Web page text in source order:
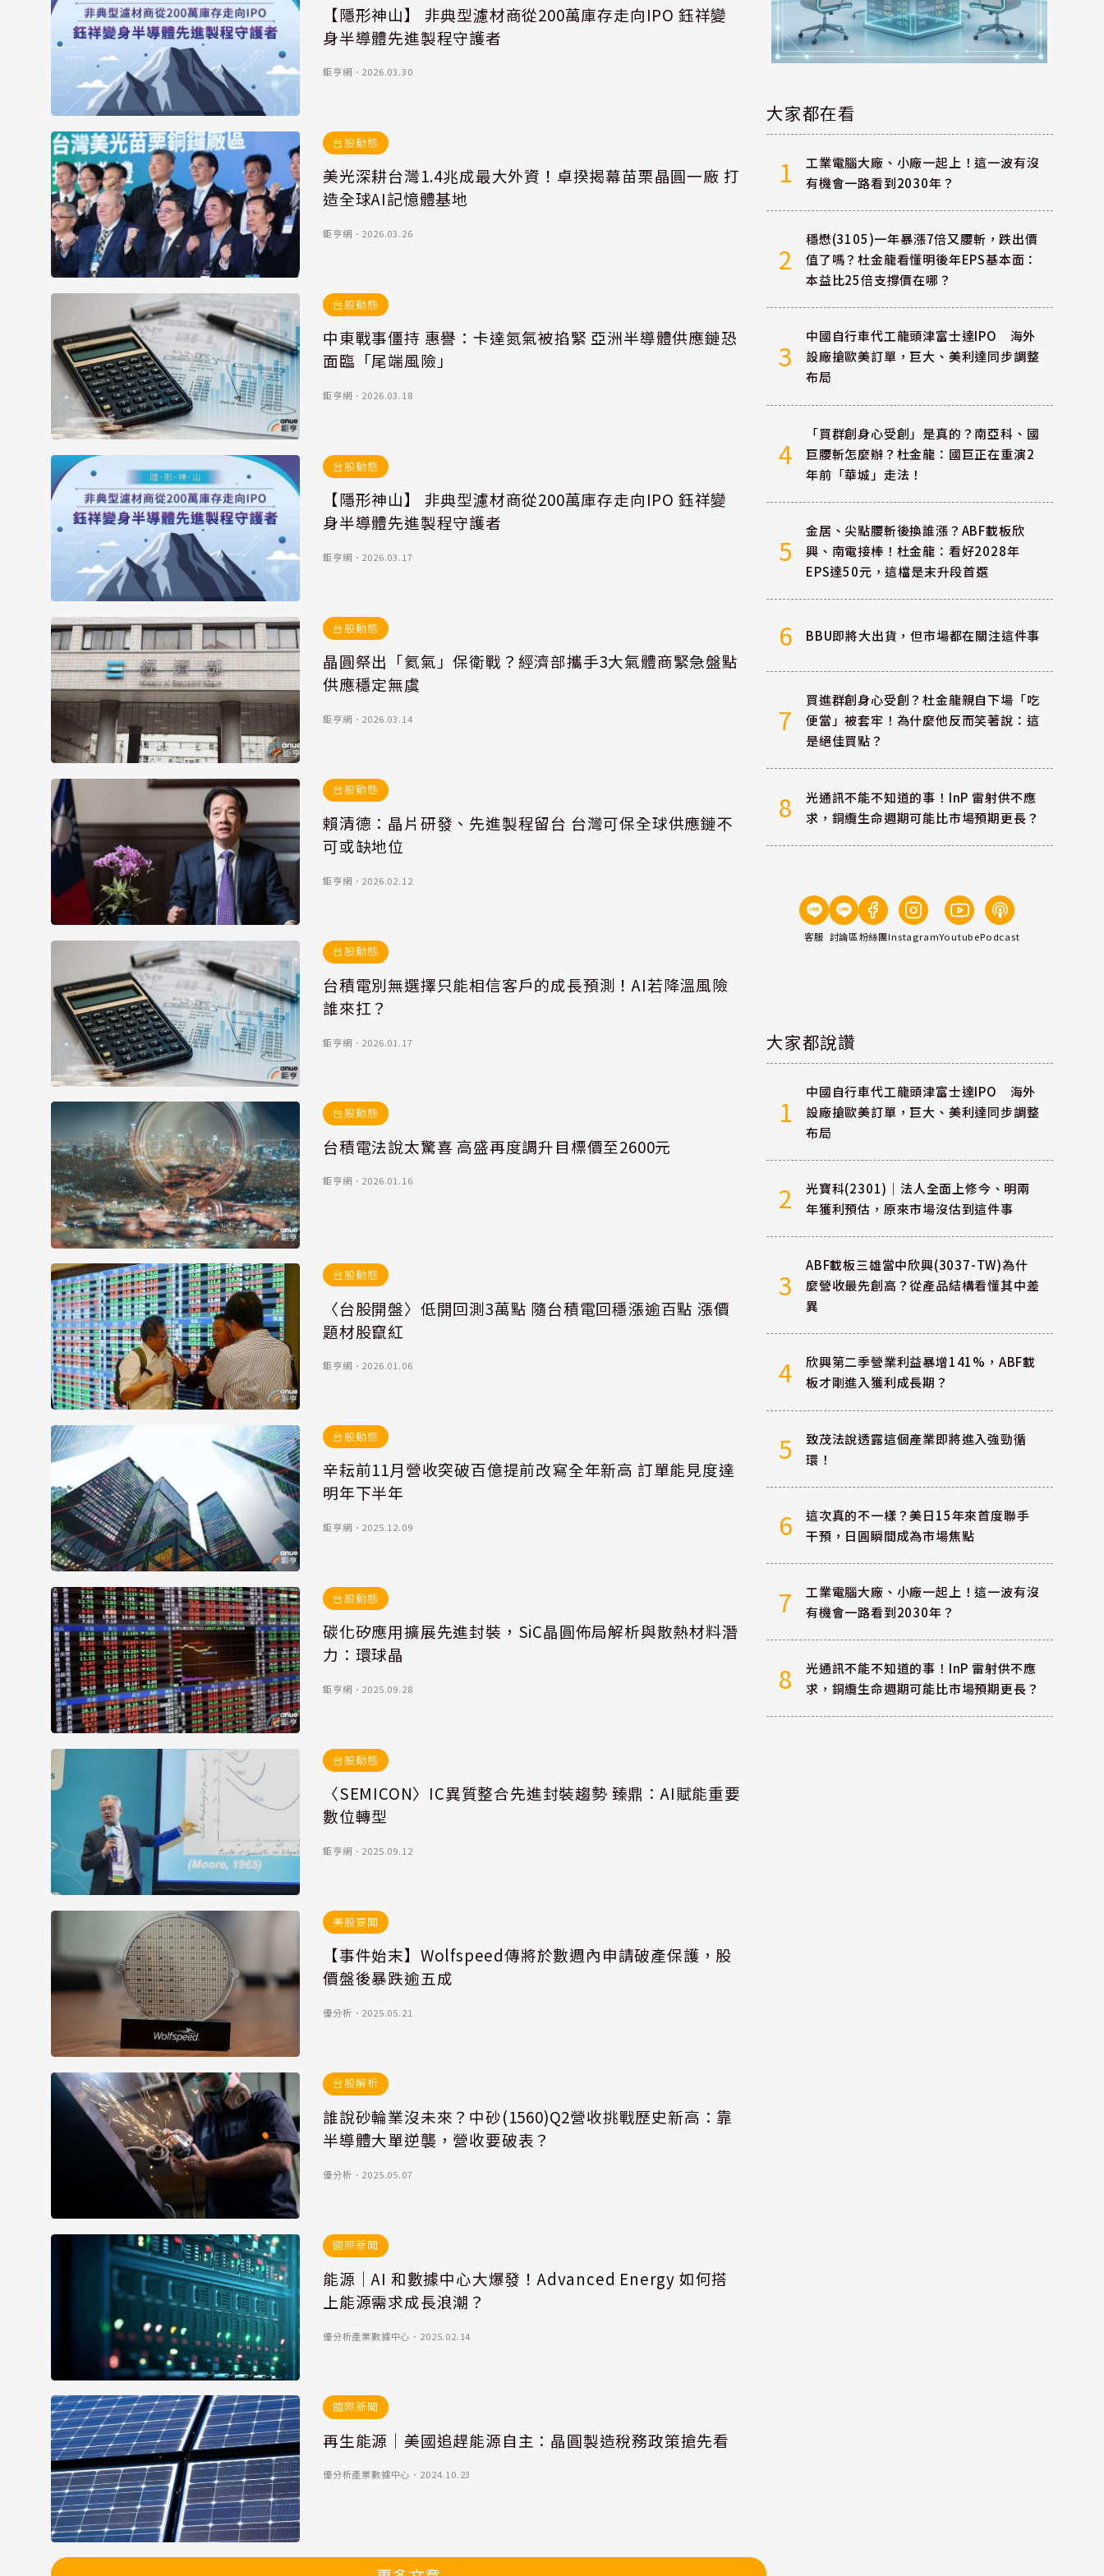
【隱形神山】 非典型濾材商從200萬庫存走向IPO 鈺祥變
身半導體先進製程守護者
鉅亨網 ． 2026.03.30
台股動態
美光深耕台灣1.4兆成最大外資！卓揆揭幕苗栗晶圓一廠 打
造全球AI記憶體基地
鉅亨網 ． 2026.03.26
台股動態
中東戰事僵持 惠譽：卡達氮氣被掐緊 亞洲半導體供應鏈恐
面臨「尾端風險」
鉅亨網 ． 2026.03.18
台股動態
【隱形神山】 非典型濾材商從200萬庫存走向IPO 鈺祥變
身半導體先進製程守護者
鉅亨網 ． 2026.03.17
台股動態
晶圓祭出「氦氣」保衛戰？經濟部攜手3大氣體商緊急盤點
供應穩定無虞
鉅亨網 ． 2026.03.14
台股動態
賴清德：晶片研發、先進製程留台 台灣可保全球供應鏈不
可或缺地位
鉅亨網 ． 2026.02.12
台股動態
台積電別無選擇只能相信客戶的成長預測！AI若降溫風險
誰來扛？
鉅亨網 ． 2026.01.17
台股動態
台積電法說太驚喜 高盛再度調升目標價至2600元
鉅亨網 ． 2026.01.16
台股動態
〈台股開盤〉低開回測3萬點 隨台積電回穩漲逾百點 漲價
題材股竄紅
鉅亨網 ． 2026.01.06
台股動態
辛耘前11月營收突破百億提前改寫全年新高 訂單能見度達
明年下半年
鉅亨網 ． 2025.12.09
台股動態
碳化矽應用擴展先進封裝，SiC晶圓佈局解析與散熱材料潛
力：環球晶
鉅亨網 ． 2025.09.28
台股動態
〈SEMICON〉IC異質整合先進封裝趨勢 臻鼎：AI賦能重要
數位轉型
鉅亨網 ． 2025.09.12
美股要聞
【事件始末】Wolfspeed傳將於數週內申請破產保護，股
價盤後暴跌逾五成
優分析 ． 2025.05.21
台股解析
誰說砂輪業沒未來？中砂(1560)Q2營收挑戰歷史新高：靠
半導體大單逆襲，營收要破表？
優分析 ． 2025.05.07
國際新聞
能源｜AI 和數據中心大爆發！Advanced Energy 如何搭
上能源需求成長浪潮？
優分析產業數據中心 ． 2025.02.14
國際新聞
再生能源｜美國追趕能源自主：晶圓製造稅務政策搶先看
優分析產業數據中心 ． 2024.10.23
大家都在看
1
工業電腦大廠、小廠一起上！這一波有沒
有機會一路看到2030年？
2
穩懋(3105)一年暴漲7倍又腰斬，跌出價
值了嗎？杜金龍看懂明後年EPS基本面：
本益比25倍支撐價在哪？
3
中國自行車代工龍頭津富士達IPO 海外
設廠搶歐美訂單，巨大、美利達同步調整
布局
4
「買群創身心受創」是真的？南亞科、國
巨腰斬怎麼辦？杜金龍：國巨正在重演2
年前「華城」走法！
5
金居、尖點腰斬後換誰漲？ABF載板欣
興、南電接棒！杜金龍：看好2028年
EPS達50元，這檔是末升段首選
6 BBU即將大出貨，但市場都在關注這件事
7
買進群創身心受創？杜金龍親自下場「吃
便當」被套牢！為什麼他反而笑著說：這
是絕佳買點？
8
光通訊不能不知道的事！InP 雷射供不應
求，銅纜生命週期可能比市場預期更長？
客服 討論區粉絲團InstagramYoutubePodcast
大家都說讚
1
中國自行車代工龍頭津富士達IPO 海外
設廠搶歐美訂單，巨大、美利達同步調整
布局
2
光寶科(2301)｜法人全面上修今、明兩
年獲利預估，原來市場沒估到這件事
3
ABF載板三雄當中欣興(3037-TW)為什
麼營收最先創高？從產品結構看懂其中差
異
4
欣興第二季營業利益暴增141%，ABF載
板才剛進入獲利成長期？
5
致茂法說透露這個產業即將進入強勁循
環！
6
這次真的不一樣？美日15年來首度聯手
干預，日圓瞬間成為市場焦點
7
工業電腦大廠、小廠一起上！這一波有沒
有機會一路看到2030年？
8
光通訊不能不知道的事！InP 雷射供不應
求，銅纜生命週期可能比市場預期更長？